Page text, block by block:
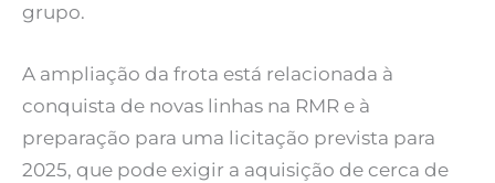
grupo.
A ampliação da frota está relacionada à
conquista de novas linhas na RMR e à
preparação para uma licitação prevista para
2025, que pode exigir a aquisição de cerca de